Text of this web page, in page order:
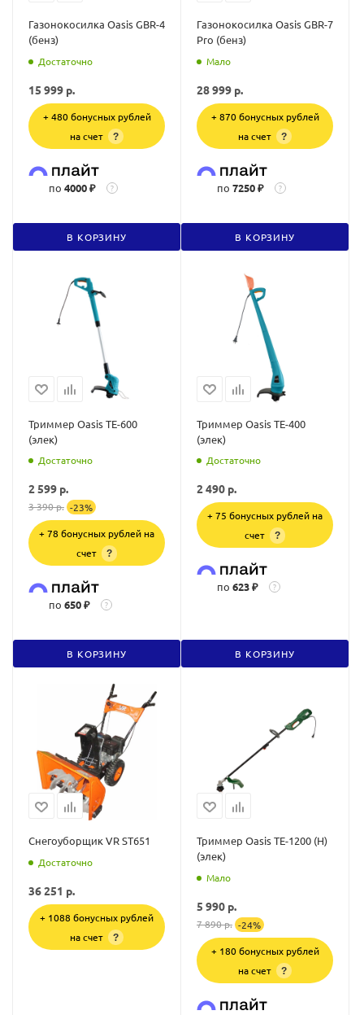
Газонокосилка Oasis GBR-4
(бенз)
Достаточно
15 999 р.
+ 480 бонусных рублей
на счет
?
по 4000 ₽ ?
В КОРЗИНУ
Газонокосилка Oasis GBR-7
Pro (бенз)
Мало
28 999 р.
+ 870 бонусных рублей
на счет
?
по 7250 ₽ ?
В КОРЗИНУ
Триммер Oasis TE-600
(элек)
Достаточно
2 599 р.
3 390р. -23%
+ 78 бонусных рублей на
счет
?
по 650 ₽ ?
В КОРЗИНУ
Триммер Oasis TE-400
(элек)
Достаточно
2 490 р.
+ 75 бонусных рублей на
счет
?
по 623 ₽ ?
В КОРЗИНУ
Снегоуборщик VR ST651
Достаточно
36 251 р.
+ 1088 бонусных рублей
на счет
?
Триммер Oasis TE-1200 (H)
(элек)
Мало
5 990 р.
7 890р. -24%
+ 180 бонусных рублей
на счет
?